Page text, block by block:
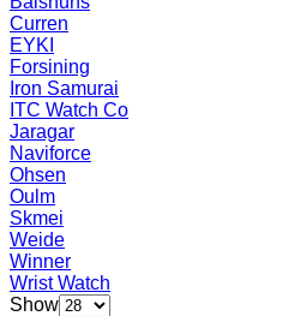
Curren
EYKI
Forsining
Iron Samurai
ITC Watch Co
Jaragar
Naviforce
Ohsen
Oulm
Skmei
Weide
Winner
Wrist Watch
Show